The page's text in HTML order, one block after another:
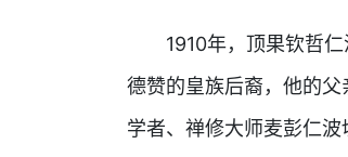
1910年，顶果钦哲仁
德赞的皇族后裔，他的
学者、禅修大师麦彭仁波